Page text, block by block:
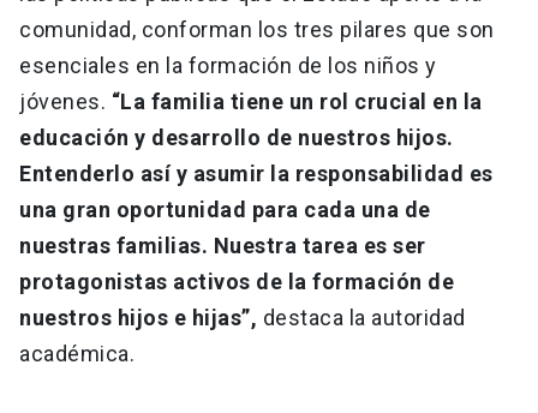
comunidad, conforman los tres pilares que son
esenciales en la formación de los niños y
jóvenes. “La familia tiene un rol crucial en la
educación y desarrollo de nuestros hijos.
Entenderlo así y asumir la responsabilidad es
una gran oportunidad para cada una de
nuestras familias. Nuestra tarea es ser
protagonistas activos de la formación de
nuestros hijos e hijas”, destaca la autoridad
académica.